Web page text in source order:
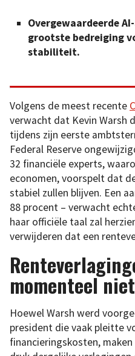
Overgewaardeerde
grootste bedreiging
stabiliteit.
Volgens de meest recente
verwacht dat Kevin Warsh
tijdens zijn eerste
Federal Reserve
32 financiële experts,
economen, voorspelt dat
stabiel zullen blijven. Een
88 procent – verwacht
haar officiële taal zal
verwijderen dat een
momenteel
Hoewel Warsh werd
president die vaak pleitte
financieringskosten,